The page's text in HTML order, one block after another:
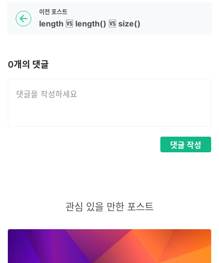
이전 포스트
length 🆚 length() 🆚 size()
0개의 댓글
댓글 작성
관심 있을 만한 포스트